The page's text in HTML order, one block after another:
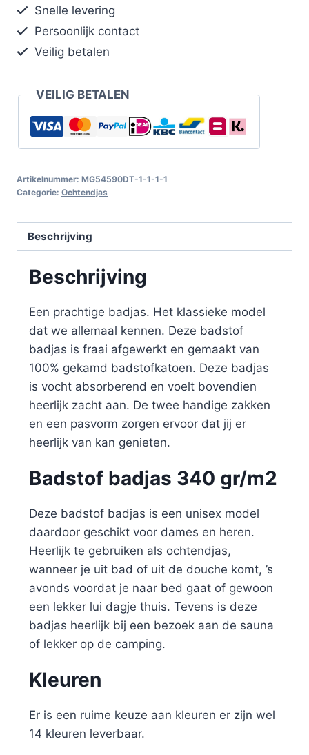
Snelle levering
Persoonlijk contact
Veilig betalen
VEILIG BETALEN
Artikelnummer: MG54590DT-1-1-1-1
Categorie: Ochtendjas
Beschrijving
Beschrijving
Een prachtige badjas. Het klassieke model
dat we allemaal kennen. Deze badstof
badjas is fraai afgewerkt en gemaakt van
100% gekamd badstofkatoen. Deze badjas
is vocht absorberend en voelt bovendien
heerlijk zacht aan. De twee handige zakken
en een pasvorm zorgen ervoor dat jij er
heerlijk van kan genieten.
Badstof badjas 340 gr/m2
Deze badstof badjas is een unisex model
daardoor geschikt voor dames en heren.
Heerlijk te gebruiken als ochtendjas,
wanneer je uit bad of uit de douche komt, ’s
avonds voordat je naar bed gaat of gewoon
een lekker lui dagje thuis. Tevens is deze
badjas heerlijk bij een bezoek aan de sauna
of lekker op de camping.
Kleuren
Er is een ruime keuze aan kleuren er zijn wel
14 kleuren leverbaar.